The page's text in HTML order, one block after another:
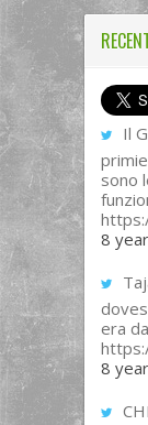
Il
sono
8
era
8